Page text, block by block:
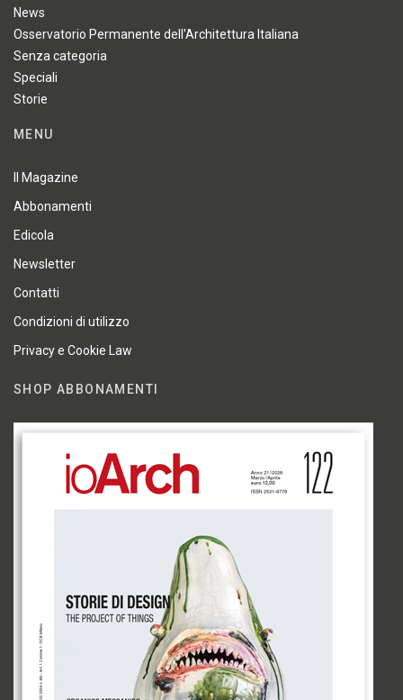
News
Osservatorio Permanente dell'Architettura Italiana
Senza categoria
Speciali
Storie
MENU
Il Magazine
Abbonamenti
Edicola
Newsletter
Contatti
Condizioni di utilizzo
Privacy e Cookie Law
SHOP ABBONAMENTI